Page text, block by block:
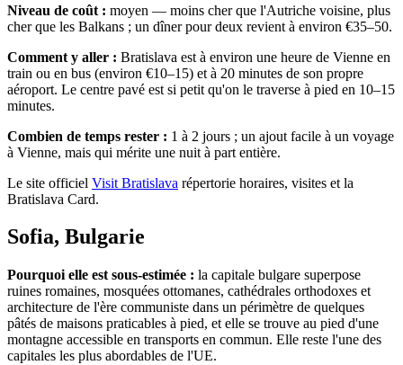
Niveau de coût : moyen — moins cher que l'Autriche voisine, plus
cher que les Balkans ; un dîner pour deux revient à environ €35–50.
Comment y aller : Bratislava est à environ une heure de Vienne en
train ou en bus (environ €10–15) et à 20 minutes de son propre
aéroport. Le centre pavé est si petit qu'on le traverse à pied en 10–15
minutes.
Combien de temps rester : 1 à 2 jours ; un ajout facile à un voyage
à Vienne, mais qui mérite une nuit à part entière.
Le site officiel Visit Bratislava répertorie horaires, visites et la
Bratislava Card.
Sofia, Bulgarie
Pourquoi elle est sous-estimée : la capitale bulgare superpose
ruines romaines, mosquées ottomanes, cathédrales orthodoxes et
architecture de l'ère communiste dans un périmètre de quelques
pâtés de maisons praticables à pied, et elle se trouve au pied d'une
montagne accessible en transports en commun. Elle reste l'une des
capitales les plus abordables de l'UE.